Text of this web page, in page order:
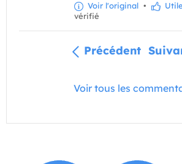
Voir l'original • Utile
vérifié
Précédent
Voir tous les